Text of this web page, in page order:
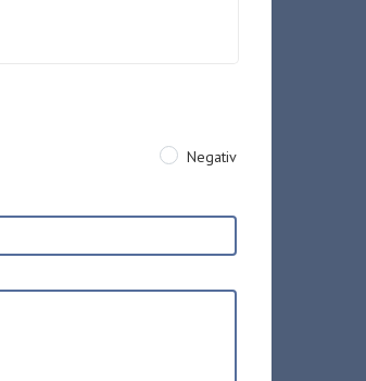
Negativ